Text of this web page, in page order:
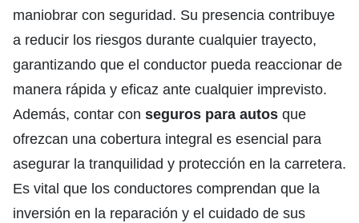
maniobrar con seguridad. Su presencia contribuye
a reducir los riesgos durante cualquier trayecto,
garantizando que el conductor pueda reaccionar de
manera rápida y eficaz ante cualquier imprevisto.
Además, contar con seguros para autos que
ofrezcan una cobertura integral es esencial para
asegurar la tranquilidad y protección en la carretera.
Es vital que los conductores comprendan que la
inversión en la reparación y el cuidado de sus